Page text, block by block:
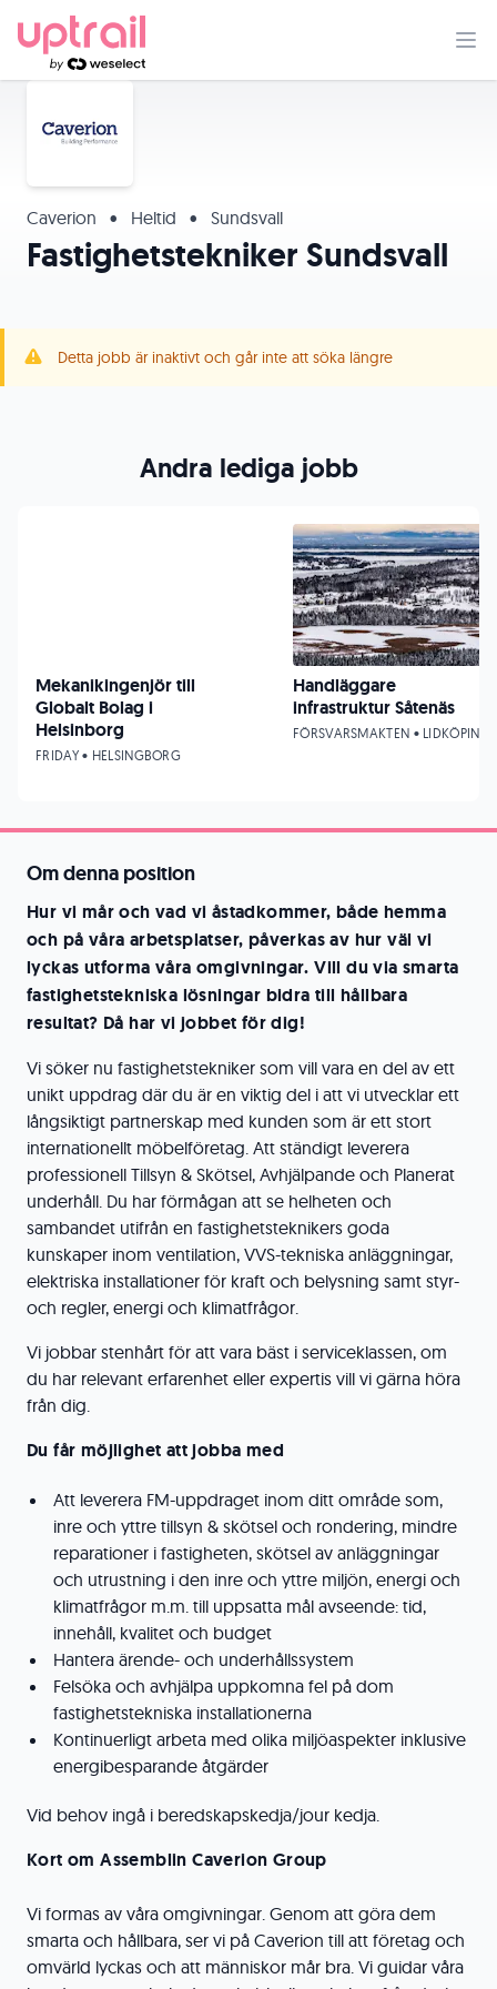
Caverion • Heltid • Sundsvall
Fastighetstekniker Sundsvall
Detta jobb är inaktivt och går inte att söka längre
Om denna position
Hur vi mår och vad vi åstadkommer, både hemma
och på våra arbetsplatser, påverkas av hur väl vi
lyckas utforma våra omgivningar. Vill du via smarta
fastighetstekniska lösningar bidra till hållbara
resultat? Då har vi jobbet för dig!
Vi söker nu fastighetstekniker som vill vara en del av ett
unikt uppdrag där du är en viktig del i att vi utvecklar ett
långsiktigt partnerskap med kunden som är ett stort
internationellt möbelföretag. Att ständigt leverera
professionell Tillsyn & Skötsel, Avhjälpande och Planerat
underhåll. Du har förmågan att se helheten och
sambandet utifrån en fastighetsteknikers goda
kunskaper inom ventilation, VVS-tekniska anläggningar,
elektriska installationer för kraft och belysning samt styr-
och regler, energi och klimatfrågor.
Vi jobbar stenhårt för att vara bäst i serviceklassen, om
du har relevant erfarenhet eller expertis vill vi gärna höra
från dig.
Du får möjlighet att jobba med
Att leverera FM-uppdraget inom ditt område som,
inre och yttre tillsyn & skötsel och rondering, mindre
reparationer i fastigheten, skötsel av anläggningar
och utrustning i den inre och yttre miljön, energi och
klimatfrågor m.m. till uppsatta mål avseende: tid,
innehåll, kvalitet och budget
Hantera ärende- och underhållssystem
Felsöka och avhjälpa uppkomna fel på dom
fastighetstekniska installationerna
Kontinuerligt arbeta med olika miljöaspekter inklusive
energibesparande åtgärder
Vid behov ingå i beredskapskedja/jour kedja.
Kort om Assemblin Caverion Group
Vi formas av våra omgivningar. Genom att göra dem
smarta och hållbara, ser vi på Caverion till att företag och
omvärld lyckas och att människor mår bra. Vi guidar våra
Andra lediga jobb
Mekanikingenjör till
Globalt Bolag i
Helsinborg
FRIDAY • HELSINGBORG
Handläggare
infrastruktur Såtenäs
FÖRSVARSMAKTEN • LIDKÖPING